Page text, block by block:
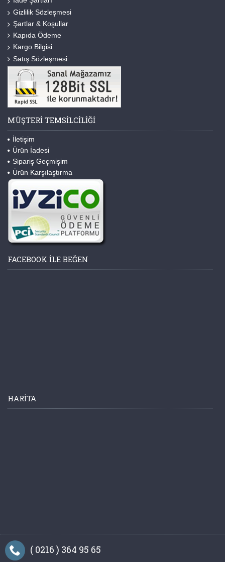
Gizlilik Sözleşmesi
Şartlar & Koşullar
Kapıda Ödeme
Kargo Bilgisi
Satış Sözleşmesi
MÜŞTERI TEMSILCILIĞI
İletişim
Ürün İadesi
Sipariş Geçmişim
Ürün Karşılaştırma
FACEBOOK ILE BEĞEN
HARITA
( 0216 ) 364 95 65